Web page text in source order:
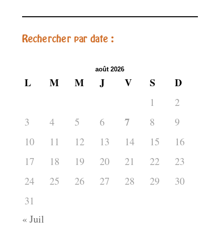
Rechercher par date :
août 2026
L M M J V S D
1
2
3
4 5 6 7 8
9
10
11 12 13 14 15
16
17
18 19 20 21 22
23
24
25 26 27 28 29
30
31
« Juil